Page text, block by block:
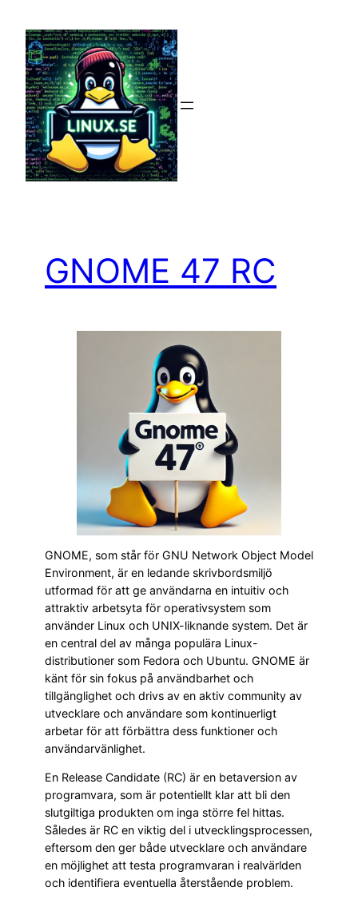
innehåll
GNOME 47 RC
GNOME, som står för GNU Network Object Model
Environment, är en ledande skrivbordsmiljö
utformad för att ge användarna en intuitiv och
attraktiv arbetsyta för operativsystem som
använder Linux och UNIX-liknande system. Det är
en central del av många populära Linux-
distributioner som Fedora och Ubuntu. GNOME är
känt för sin fokus på användbarhet och
tillgänglighet och drivs av en aktiv community av
utvecklare och användare som kontinuerligt
arbetar för att förbättra dess funktioner och
användarvänlighet.
En Release Candidate (RC) är en betaversion av
programvara, som är potentiellt klar att bli den
slutgiltiga produkten om inga större fel hittas.
Således är RC en viktig del i utvecklingsprocessen,
eftersom den ger både utvecklare och användare
en möjlighet att testa programvaran i realvärlden
och identifiera eventuella återstående problem.